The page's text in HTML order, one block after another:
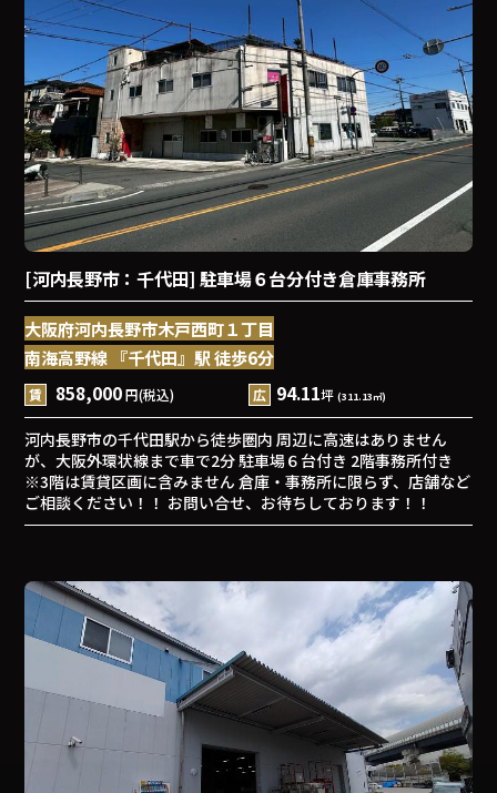
[河内長野市：千代田] 駐車場６台分付き倉庫事務所
大阪府河内長野市木戸西町１丁目
南海高野線 『千代田』駅 徒歩6分
賃 858,000円(税込) 広 94.11坪 (311.13㎡)
河内長野市の千代田駅から徒歩圏内 周辺に高速はありません
が、大阪外環状線まで車で2分 駐車場６台付き 2階事務所付き
※3階は賃貸区画に含みません 倉庫・事務所に限らず、店舗など
ご相談ください！！ お問い合せ、お待ちしております！！